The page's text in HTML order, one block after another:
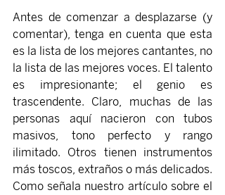
Antes de comenzar a desplazarse (y
comentar), tenga en cuenta que esta
es la lista de los mejores cantantes, no
la lista de las mejores voces. El talento
es impresionante; el genio es
trascendente. Claro, muchas de las
personas aquí nacieron con tubos
masivos, tono perfecto y rango
ilimitado. Otros tienen instrumentos
más toscos, extraños o más delicados.
Como señala nuestro artículo sobre el